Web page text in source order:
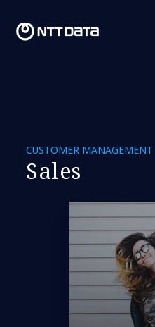
CUSTOMER MANAGEMENT
Sales